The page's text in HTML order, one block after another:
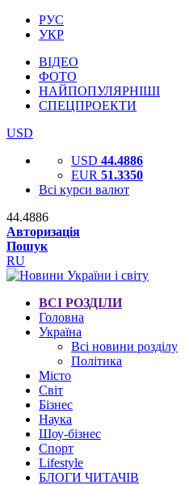
РУС
УКР
ВІДЕО
ФОТО
НАЙПОПУЛЯРНІШІ
СПЕЦПРОЕКТИ
USD
USD 44.4886
EUR 51.3350
Всі курси валют
44.4886
Авторизація
Пошук
RU
ВСІ РОЗДІЛИ
Головна
Україна
Всі новини розділу
Політика
Місто
Світ
Бізнес
Наука
Шоу-бізнес
Спорт
Lifestyle
БЛОГИ ЧИТАЧІВ